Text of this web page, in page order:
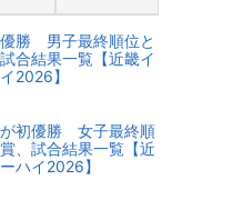
勝 男子最終順位と
合結果一覧【近畿イ
2026】
初優勝 女子最終順
、試合結果一覧【近
ハイ2026】